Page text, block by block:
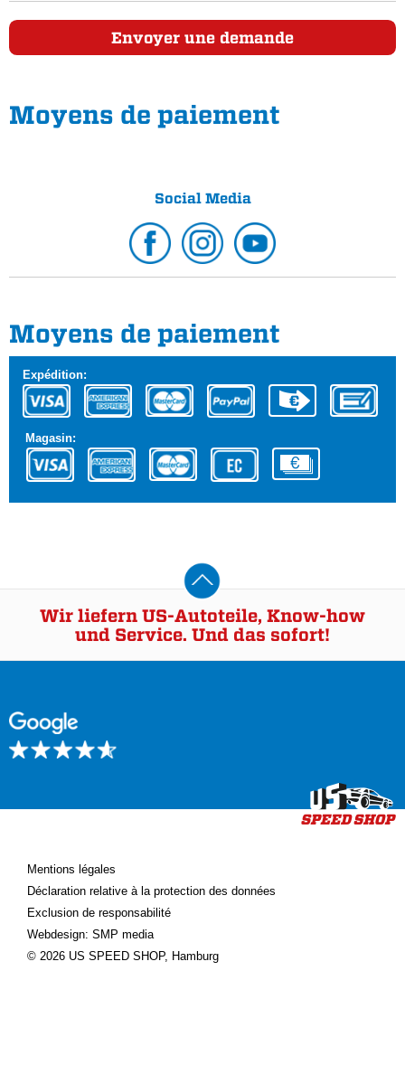
Envoyer une demande
Moyens de paiement
Social Media
Moyens de paiement
Expédition:
Magasin:
Wir liefern US-Autoteile, Know-how
und Service. Und das sofort!
Mentions légales
Déclaration relative à la protection des données
Exclusion de responsabilité
Webdesign: SMP media
© 2026 US SPEED SHOP, Hamburg